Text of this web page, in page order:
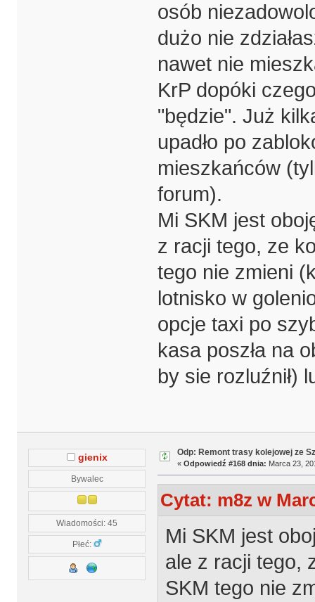
osób
dużo nie
nawet nie
KrP dopóki
"będzie". Już
upadło po
mieszkańców
forum).
Mi SKM jest
z racji tego, ze
tego nie zmieni
lotnisko w
opcje taxi po
kasa poszła na
by sie rozluźnił)
gienix
Bywalec
Wiadomości: 45
Płeć:
Odp: Remont trasy kolejowej ze
« Odpowiedź #168 dnia: Marca 23,
Cytat: m8z w
Mi SKM jest
ale z racji tego,
SKM tego nie